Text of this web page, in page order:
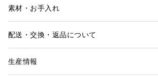
素材・お手入れ
配送・交換・返品について
生産情報